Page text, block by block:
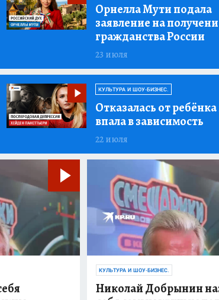
Орнелла Мути подала
заявление на
гражданства России
23 июля
КУЛЬТУРА И ШОУ-БИЗНЕС.
Отказалась от
впала в зависимость
22 июля
КУЛЬТУРА И ШОУ-БИЗНЕС.
Николай Добрынин